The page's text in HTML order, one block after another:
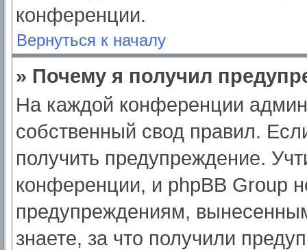
конференции.
Вернуться к началу
» Почему я получил
На каждой конференции
собственный свод правил.
получить предупреждение.
конференции, и phpBB Group
предупреждениям,
знаете, за что получили